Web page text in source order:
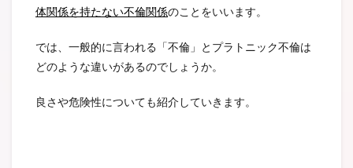
体関係を持たない不倫関係のことをいいます。
では、一般的に言われる「不倫」とプラトニック不倫は
どのような違いがあるのでしょうか。
良さや危険性についても紹介していきます。